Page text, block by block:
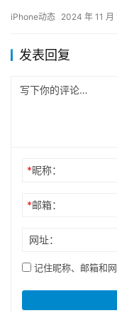
iPhone动态 2024 年 11 月
发表回复
*昵称：
*邮箱：
网址：
记住昵称、邮箱和